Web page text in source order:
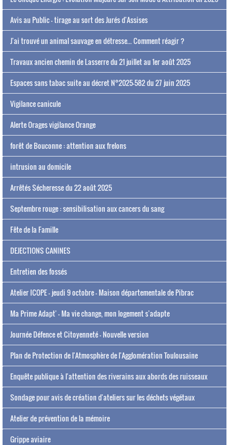
Avis au Public - tirage au sort des Jurés d'Assises
J'ai trouvé un animal sauvage en détresse... Comment réagir ?
Travaux ancien chemin de Lasserre du 21 juillet au 1er août 2025
Espaces sans tabac suite au décret N°2025-582 du 27 juin 2025
Vigilance canicule
Alerte Orages vigilance Orange
forêt de Bouconne : attention aux frelons
intrusion au domicile
Arrêtés Sécheresse du 22 août 2025
Septembre rouge : sensibilisation aux cancers du sang
Fête de la Famille
DEJECTIONS CANINES
Entretien des fossés
Atelier ICOPE - jeudi 9 octobre - Maison départementale de Pibrac
Ma Prime Adapt' - Ma vie change, mon logement s'adapte
Journée Défence et Citoyenneté - Nouvelle version
Plan de Protection de l'Atmosphère de l'Agglomération Toulousaine
Enquête publique à l'attention des riverains aux abords des ruisseaux
Sondage pour avis de création d'ateliers sur les déchets végétaux
Atelier de prévention de la mémoire
Grippe aviaire